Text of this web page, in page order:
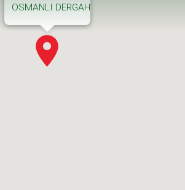
OSMANLI DERGAH